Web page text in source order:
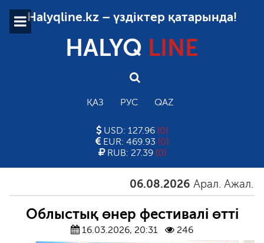
Halyqline.kz – үздіктер қатарында!
HALYQ LINE
ҚАЗ РУС QAZ
USD: 127.96 (0)
EUR: 469.93 (0)
RUB: 27.39 (0)
06.08.2026 Арал. Ажал.
Облыстық өнер фестивалі өтті
16.03.2026, 20:31 246